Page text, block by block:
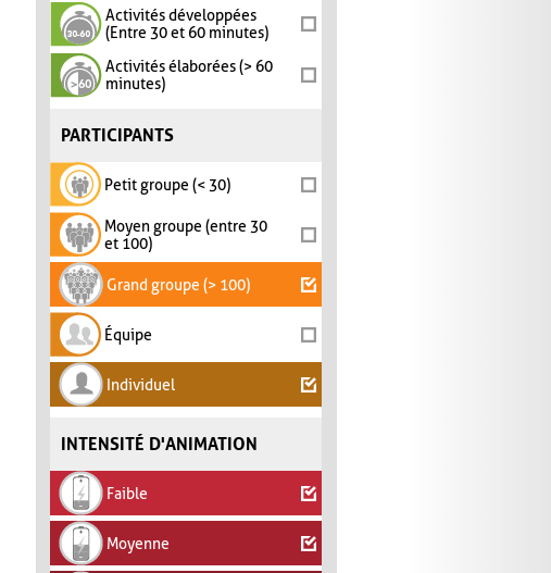
Activités développées
(Entre 30 et 60 minutes)
Activités élaborées (> 60
minutes)
PARTICIPANTS
Petit groupe (< 30)
Moyen groupe (entre 30
et 100)
Grand groupe (> 100)
Équipe
Individuel
INTENSITÉ D'ANIMATION
Faible
Moyenne